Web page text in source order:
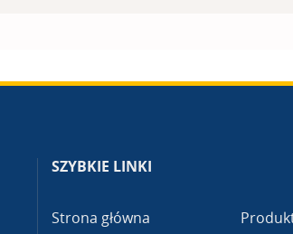
SZYBKIE LINKI
Strona główna